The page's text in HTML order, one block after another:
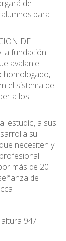
de
para
DE
la fundación
avalan el
homologado,
el sistema de
a los
estudio, a sus
su
necesiten y
más de 20
de
947